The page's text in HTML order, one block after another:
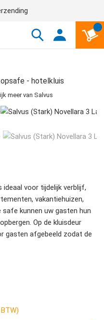
- hotelkluis
meer van Salvus
ideaal voor tijdelijk verblijf,
vakantiehuizen,
safe kunnen uw gasten hun
Op de kluisdeur
gasten afgebeeld zodat de